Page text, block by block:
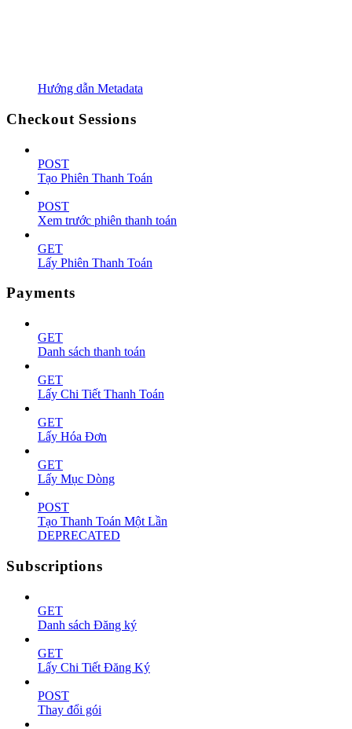
Hướng dẫn Metadata
Checkout Sessions
POST
Tạo Phiên Thanh Toán
POST
Xem trước phiên thanh toán
GET
Lấy Phiên Thanh Toán
Payments
GET
Danh sách thanh toán
GET
Lấy Chi Tiết Thanh Toán
GET
Lấy Hóa Đơn
GET
Lấy Mục Dòng
POST
Tạo Thanh Toán Một Lần
DEPRECATED
Subscriptions
GET
Danh sách Đăng ký
GET
Lấy Chi Tiết Đăng Ký
POST
Thay đổi gói